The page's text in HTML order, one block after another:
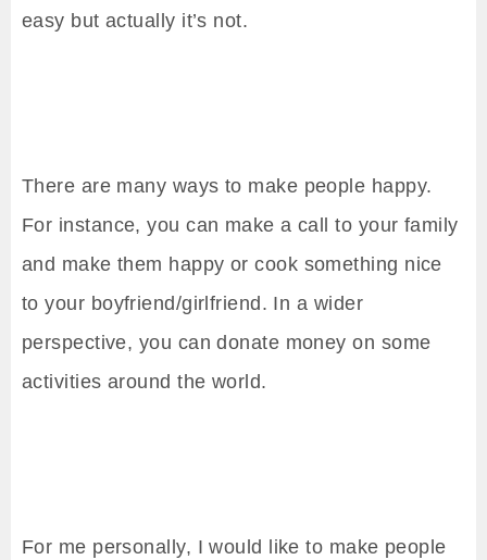
easy but actually it’s not.
There are many ways to make people happy.
For instance, you can make a call to your family
and make them happy or cook something nice
to your boyfriend/girlfriend. In a wider
perspective, you can donate money on some
activities around the world.
For me personally, I would like to make people